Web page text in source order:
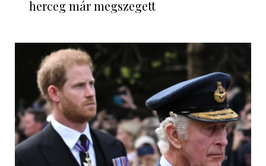
herceg már megszegett